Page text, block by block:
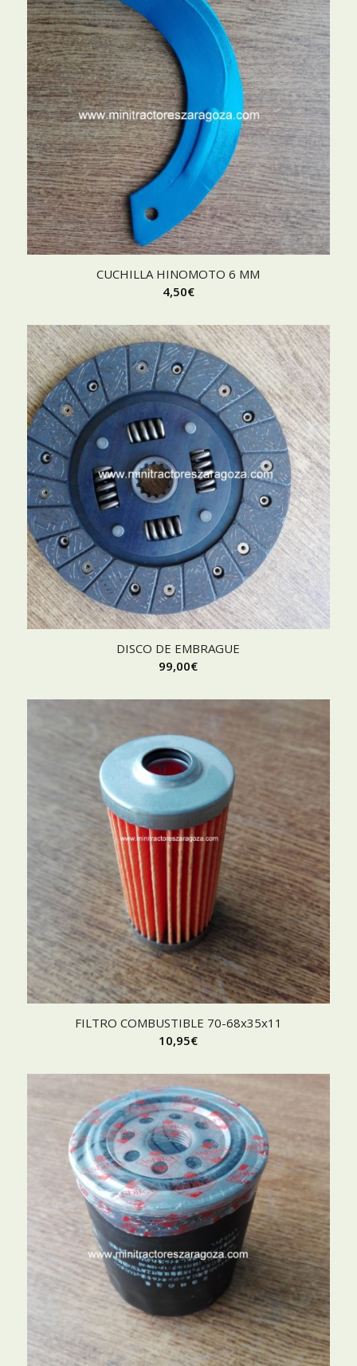
CUCHILLA HINOMOTO 6 MM
4,50€
DISCO DE EMBRAGUE
99,00€
FILTRO COMBUSTIBLE 70-68x35x11
10,95€